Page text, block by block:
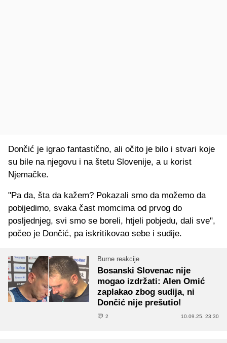
Dončić je igrao fantastično, ali očito je bilo i stvari koje
su bile na njegovu i na štetu Slovenije, a u korist
Njemačke.
"Pa da, šta da kažem? Pokazali smo da možemo da
pobijedimo, svaka čast momcima od prvog do
posljednjeg, svi smo se boreli, htjeli pobjedu, dali sve",
počeo je Dončić, pa iskritikovao sebe i sudije.
Burne reakcije
Bosanski Slovenac nije
mogao izdržati: Alen Omić
zaplakao zbog sudija, ni
Dončić nije prešutio!
2 10.09.25. 23:30